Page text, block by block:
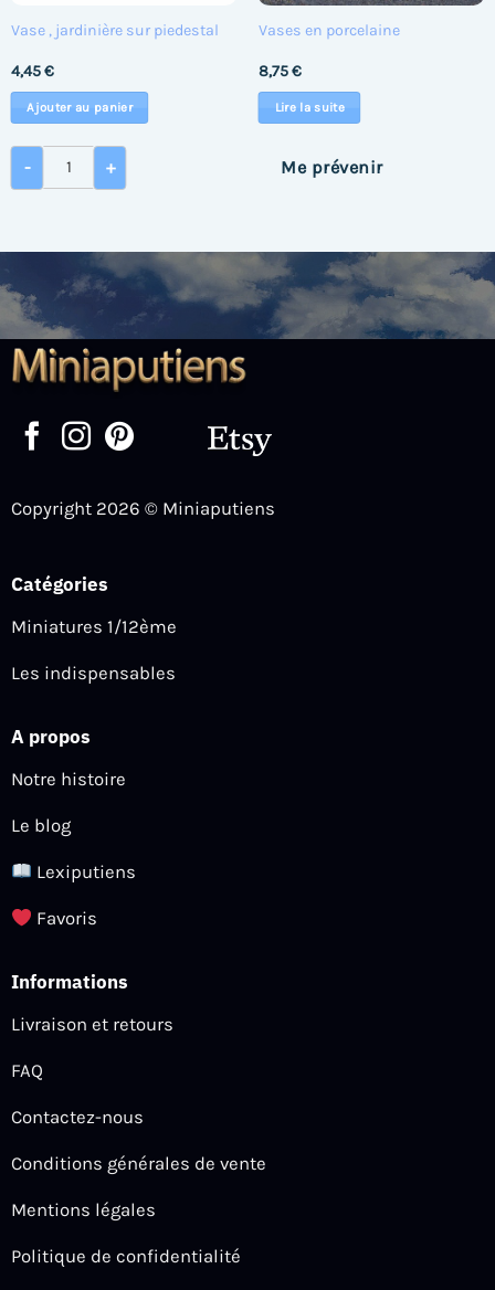
Vase , jardinière sur piedestal
4,45€
Ajouter au panier
-
quantité de Vase , jardinière sur piedestal
+
Vases en porcelaine
8,75€
Lire la suite
Me prévenir
porcelaine
Copyright 2026 © Miniaputiens
Catégories
Miniatures 1/12ème
Les indispensables
A propos
Notre histoire
Le blog
Lexiputiens
Favoris
Informations
Livraison et retours
FAQ
Contactez-nous
Conditions générales de vente
Mentions légales
Politique de confidentialité